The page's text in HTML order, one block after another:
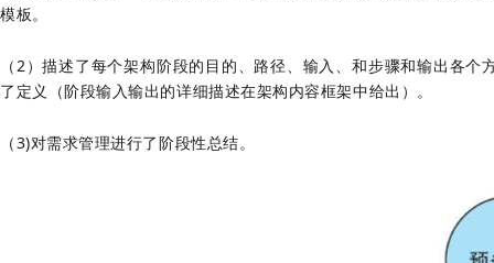
模板。
（2）描述了每个架构阶段的目的、路径、输入、和步骤和输出各
了定义（阶段输入输出的详细描述在架构内容框架中给出）。
（3)对需求管理进行了阶段性总结。